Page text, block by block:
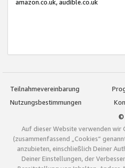
amazon.co.uk, audible.co.uk
Teilnahmevereinbarung
Nutzungsbestimmungen
©
Auf dieser Website verwenden wir
(zusammenfassend „Cookies“
anzubieten, einschließlich Deiner
Deiner Einstellungen, der